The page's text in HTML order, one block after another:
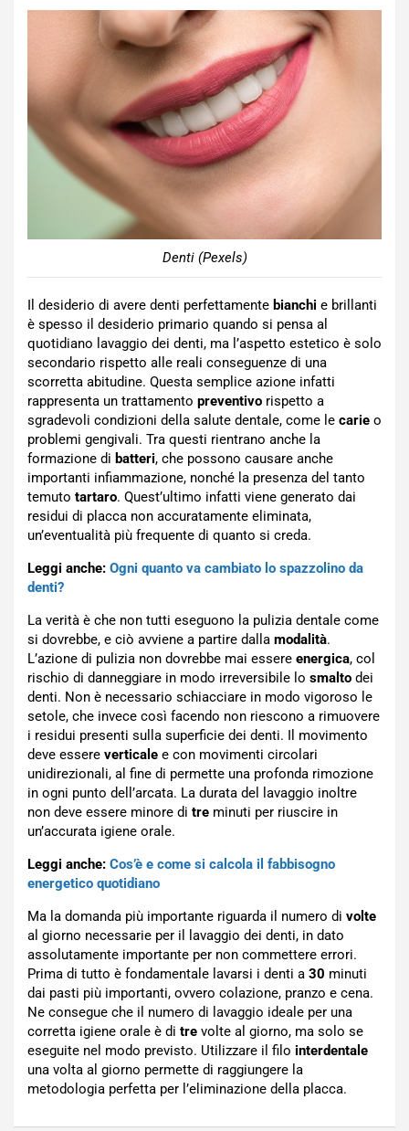
Denti (Pexels)
Il desiderio di avere denti perfettamente bianchi e brillanti
è spesso il desiderio primario quando si pensa al
quotidiano lavaggio dei denti, ma l’aspetto estetico è solo
secondario rispetto alle reali conseguenze di una
scorretta abitudine. Questa semplice azione infatti
rappresenta un trattamento preventivo rispetto a
sgradevoli condizioni della salute dentale, come le carie o
problemi gengivali. Tra questi rientrano anche la
formazione di batteri, che possono causare anche
importanti infiammazione, nonché la presenza del tanto
temuto tartaro. Quest’ultimo infatti viene generato dai
residui di placca non accuratamente eliminata,
un’eventualità più frequente di quanto si creda.
Leggi anche: Ogni quanto va cambiato lo spazzolino da
denti?
La verità è che non tutti eseguono la pulizia dentale come
si dovrebbe, e ciò avviene a partire dalla modalità.
L’azione di pulizia non dovrebbe mai essere energica, col
rischio di danneggiare in modo irreversibile lo smalto dei
denti. Non è necessario schiacciare in modo vigoroso le
setole, che invece così facendo non riescono a rimuovere
i residui presenti sulla superficie dei denti. Il movimento
deve essere verticale e con movimenti circolari
unidirezionali, al fine di permette una profonda rimozione
in ogni punto dell’arcata. La durata del lavaggio inoltre
non deve essere minore di tre minuti per riuscire in
un’accurata igiene orale.
Leggi anche: Cos’è e come si calcola il fabbisogno
energetico quotidiano
Ma la domanda più importante riguarda il numero di volte
al giorno necessarie per il lavaggio dei denti, in dato
assolutamente importante per non commettere errori.
Prima di tutto è fondamentale lavarsi i denti a 30 minuti
dai pasti più importanti, ovvero colazione, pranzo e cena.
Ne consegue che il numero di lavaggio ideale per una
corretta igiene orale è di tre volte al giorno, ma solo se
eseguite nel modo previsto. Utilizzare il filo interdentale
una volta al giorno permette di raggiungere la
metodologia perfetta per l’eliminazione della placca.